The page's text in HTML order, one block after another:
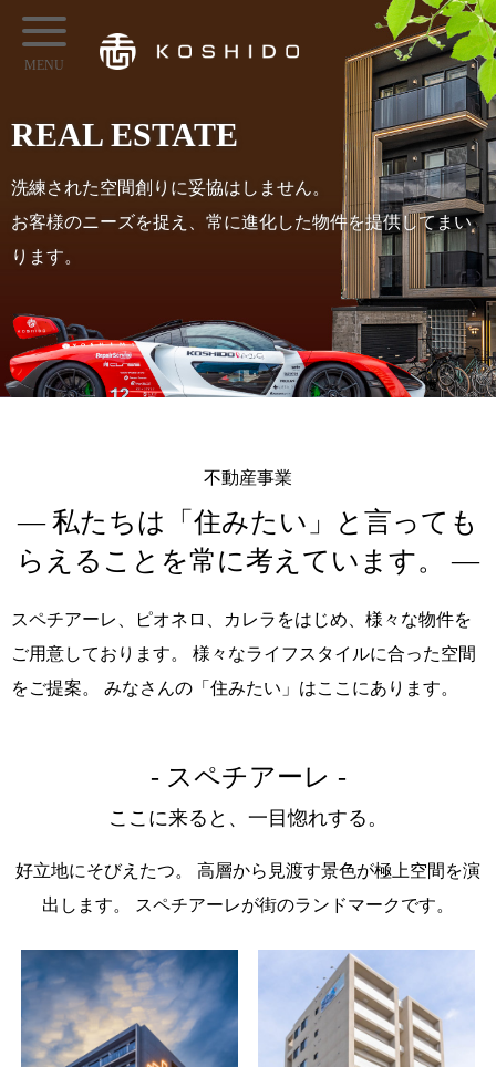
テ
ン
ツ
ス
キ
ッ
KOSHIDO
メ
ュ
REAL ESTATE
洗練された空間創りに妥協はしません。
お客様のニーズを捉え、常に進化した物件を提供してまい
ります。
不動産事業
― 私たちは「住みたい」と言っても
らえることを常に考えています。 ―
スペチアーレ、ピオネロ、カレラをはじめ、様々な物件を
ご用意しております。
様々なライフスタイルに合った空間
をご提案。
みなさんの「住みたい」はここにあります。
- スペチアーレ -
ここに来ると、一目惚れする。
好立地にそびえたつ。
高層から見渡す景色が極上空間を演
出します。
スペチアーレが街のランドマークです。